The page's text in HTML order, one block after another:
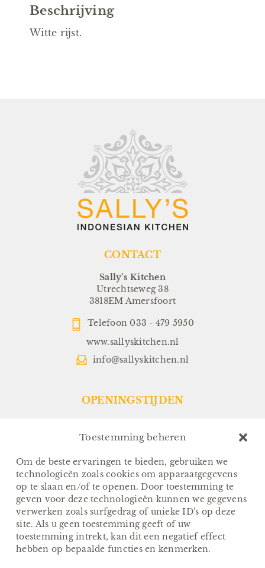
Toestemming beheren
Om de beste ervaringen te bieden, gebruiken we
technologieën zoals cookies om apparaatgegevens
op te slaan en/of te openen. Door toestemming te
geven voor deze technologieën kunnen we gegevens
verwerken zoals surfgedrag of unieke ID's op deze
site. Als u geen toestemming geeft of uw
toestemming intrekt, kan dit een negatief effect
hebben op bepaalde functies en kenmerken.
Beschrijving
Witte rijst.
CONTACT
Sally’s Kitchen
Utrechtseweg 38
3818EM Amersfoort
Telefoon 033 - 479 5950
www.sallyskitchen.nl
info@sallyskitchen.nl
OPENINGSTIJDEN
Dinsdag t/m Zondag:
(Keuken sluit om 21.30 uur)
Sallys-To-Go:
Van Dinsdag t/m Zondag:
Afhalen tussen 17.00 en 18.00
(Sallys-to-Go via ZIJ-ingang)
FOLLOW US